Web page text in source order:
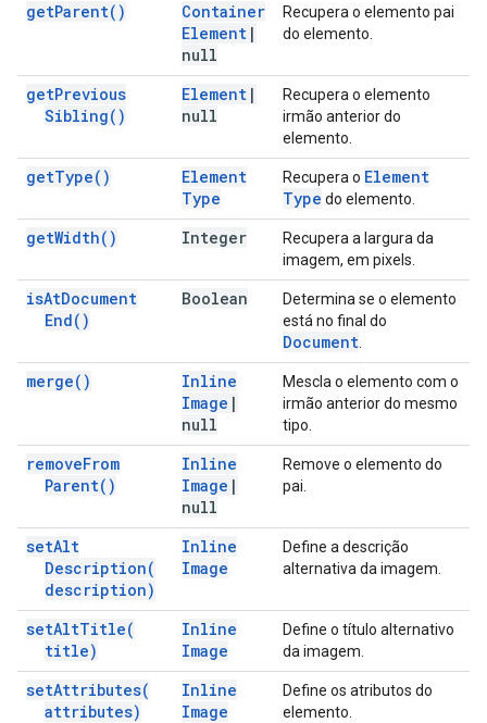
getParent( )
Container
Element |
null
Recupera o elemento pai
do elemento.
getPrevious
Sibling( )
Element |
null
Recupera o elemento
irmão anterior do
elemento.
getType( )
Element
Type
Recupera o Element
Type do elemento.
getWidth( ) Integer
Recupera a largura da
imagem, em pixels.
isAtDocument
End( )
Boolean
Determina se o elemento
está no final do
Document
merge( )
Inline
Image |
null
Mescla o elemento com o
irmão anterior do mesmo
tipo.
removeFrom
Parent( )
Inline
Image |
null
Remove o elemento do
pai.
setAlt
Description(
description)
Inline
Image
Define a descrição
alternativa da imagem.
setAltTitle(
title)
Inline
Image
Define o título alternativo
da imagem.
setAttributes(
attributes)
Inline
Image
Define os atributos do
elemento.